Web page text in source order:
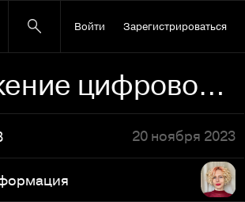
Войти Зарегистрироваться
Приложение цифрового гардероба с ИИ
20 ноября 2023